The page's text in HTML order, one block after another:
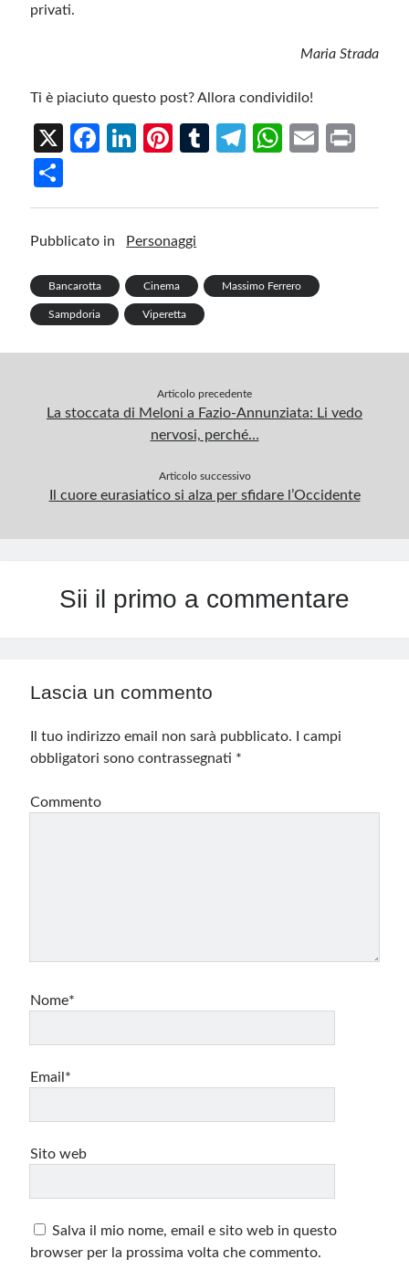
privati.
Maria Strada
Ti è piaciuto questo post? Allora condividilo!
X
Fa
o
k
Li
n
Pi
t
T
Te
W
p
E
h
ar
Pubblicato in Personaggi
Bancarotta Cinema Massimo Ferrero
Sampdoria Viperetta
Articolo precedente
La stoccata di Meloni a Fazio-Annunziata: Li vedo
nervosi, perché…
Articolo successivo
Il cuore eurasiatico si alza per sfidare l’Occidente
Sii il primo a commentare
Lascia un commento
Il tuo indirizzo email non sarà pubblicato.
I campi
obbligatori sono contrassegnati *
Commento
Nome*
Email*
Sito web
Salva il mio nome, email e sito web in questo
browser per la prossima volta che commento.